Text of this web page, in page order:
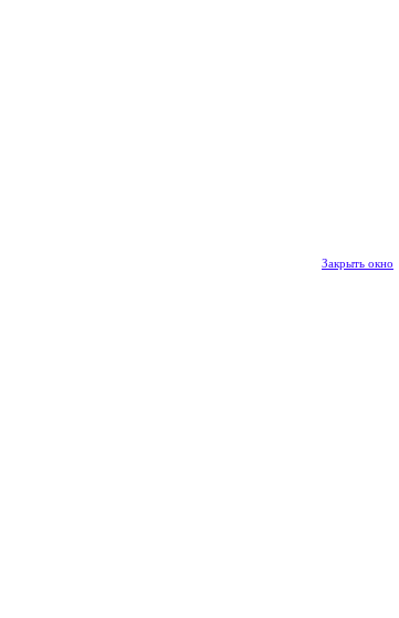
Закрыть окно